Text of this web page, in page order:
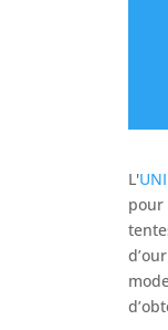
L'
pour